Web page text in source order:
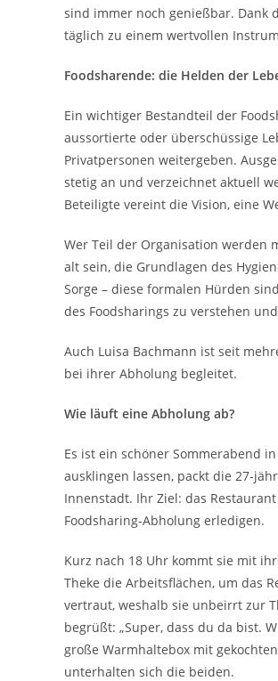
sind immer noch genießbar. Dank
täglich zu einem wertvollen
Foodsharende: die Helden der
Ein wichtiger Bestandteil der
aussortierte oder überschüssige
Privatpersonen weitergeben.
stetig an und verzeichnet aktuell
Beteiligte vereint die Vision, eine
Wer Teil der Organisation werden
alt sein, die Grundlagen des
Sorge – diese formalen Hürden
des Foodsharings zu verstehen
Auch Luisa Bachmann ist seit
bei ihrer Abholung begleitet.
Wie läuft eine Abholung ab?
Es ist ein schöner Sommerabend
ausklingen lassen, packt die 27-
Innenstadt. Ihr Ziel: das
Foodsharing-Abholung erledigen.
Kurz nach 18 Uhr kommt sie mit
Theke die Arbeitsflächen, um das
vertraut, weshalb sie unbeirrt zur
begrüßt: „Super, dass du da bist.
große Warmhaltebox mit
unterhalten sich die beiden.